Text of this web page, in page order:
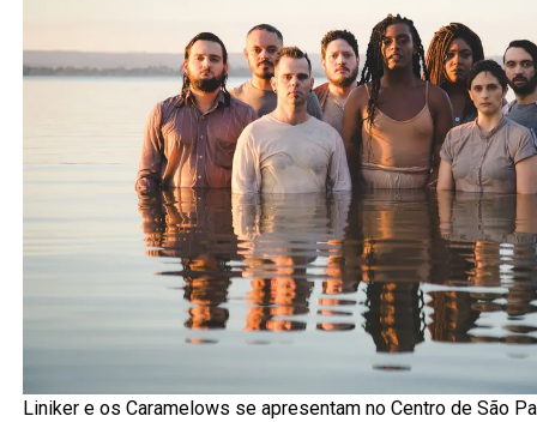
Liniker e os Caramelows se apresentam no Centro de São